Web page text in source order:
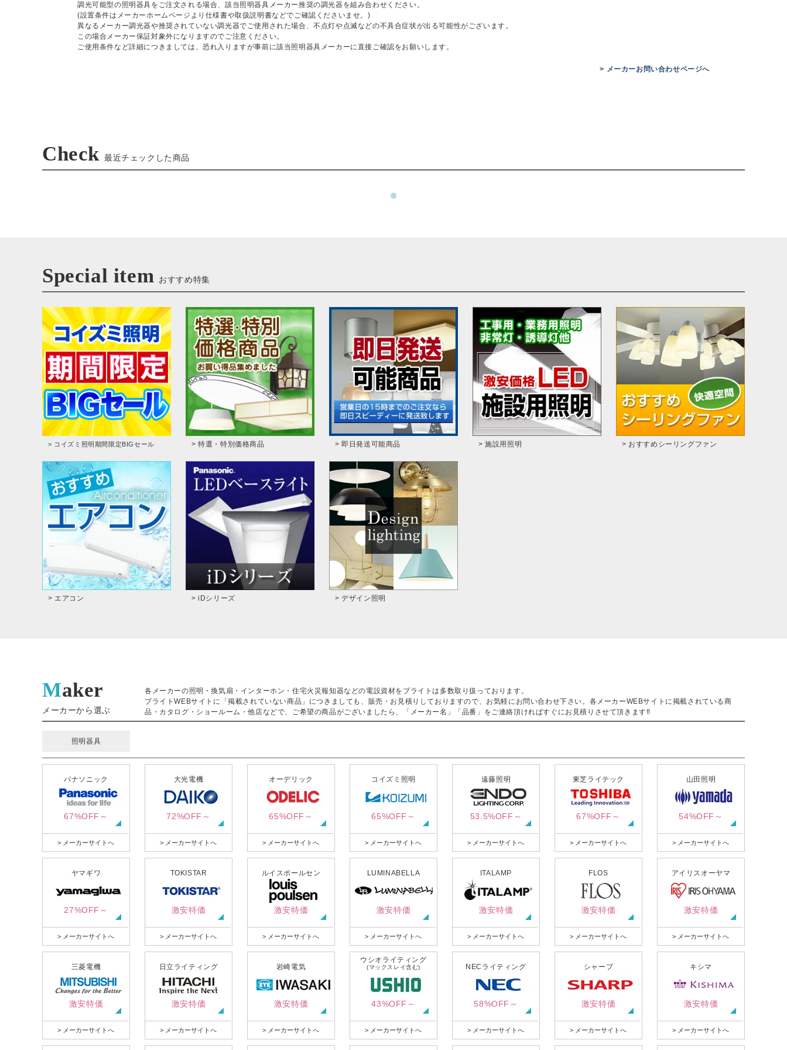
調光可能型の照明器具をご注文される場合、該当照明器具メーカー推奨の調光器を組み合わせください。
(設置条件はメーカーホームページより仕様書や取扱説明書などでご確認くださいませ。)
異なるメーカー調光器や推奨されていない調光器でご使用された場合、不点灯や点滅などの不具合症状が出る可能性がございます。
この場合メーカー保証対象外になりますのでご注意ください。
ご使用条件など詳細につきましては、恐れ入りますが事前に該当照明器具メーカーに直接ご確認をお願いします。
> メーカーお問い合わせページへ
Check 最近チェックした商品
Special item おすすめ特集
> コイズミ照明期間限定BIGセール > 特選・特別価格商品 > 即日発送可能商品 > 施設用照明 > おすすめシーリングファン
> エアコン > iDシリーズ > デザイン照明
Maker
メーカーから選ぶ
各メーカーの照明・換気扇・インターホン・住宅火災報知器などの電設資材をブライトは多数取り扱っております。
ブライトWEBサイトに「掲載されていない商品」につきましても、販売・お見積りしておりますので、お気軽にお問い合わせ下さい。各メーカーWEBサイトに掲載されている商
品・カタログ・ショールーム・他店などで、ご希望の商品がございましたら、「メーカー名」「品番」をご連絡頂ければすぐにお見積りさせて頂きます‼
照明器具
パナソニック
67%OFF～
> メーカーサイトへ
大光電機
72%OFF～
> メーカーサイトへ
オーデリック
65%OFF～
> メーカーサイトへ
コイズミ照明
65%OFF～
> メーカーサイトへ
遠藤照明
53.5%OFF～
> メーカーサイトへ
東芝ライテック
67%OFF～
> メーカーサイトへ
山田照明
54%OFF～
> メーカーサイトへ
ヤマギワ
27%OFF～
> メーカーサイトへ
TOKISTAR
激安特価
> メーカーサイトへ
ルイスポールセン
激安特価
> メーカーサイトへ
LUMINABELLA
激安特価
> メーカーサイトへ
ITALAMP
激安特価
> メーカーサイトへ
FLOS
激安特価
> メーカーサイトへ
アイリスオーヤマ
激安特価
> メーカーサイトへ
三菱電機
激安特価
> メーカーサイトへ
日立ライティング
激安特価
> メーカーサイトへ
岩崎電気
激安特価
> メーカーサイトへ
ウシオライティング
(マックスレイ含む)
43%OFF～
> メーカーサイトへ
NECライティング
58%OFF～
> メーカーサイトへ
シャープ
激安特価
> メーカーサイトへ
キシマ
激安特価
> メーカーサイトへ